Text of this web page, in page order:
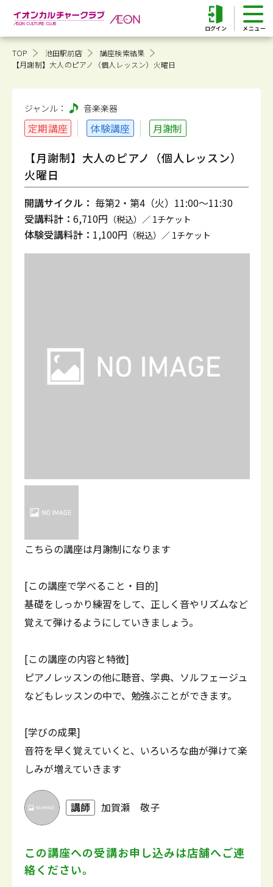
ログイン
TOP 池田駅前店
講座検索結果
【月謝制】大人のピアノ（個人レッスン）火曜日
ジャンル： 音楽楽器
定期講座 体験講座 月謝制
【月謝制】大人のピアノ（個人レッスン）
火曜日
開講サイクル： 毎第2・第4（火）11:00～11:30
受講料計： 6,710円 （税込）／ 1チケット
体験受講料計： 1,100円 （税込）／ 1チケット
こちらの講座は月謝制になります
[この講座で学べること・目的]
基礎をしっかり練習をして、正しく音やリズムなど
覚えて弾けるようにしていきましょう。
[この講座の内容と特徴]
ピアノレッスンの他に聴音、学典、ソルフェージュ
などもレッスンの中で、勉強ぶことができます。
[学びの成果]
音符を早く覚えていくと、いろいろな曲が弾けて楽
しみが増えていきます
講師 加賀瀬 敬子
この講座への受講お申し込みは店舗へご連
絡ください。